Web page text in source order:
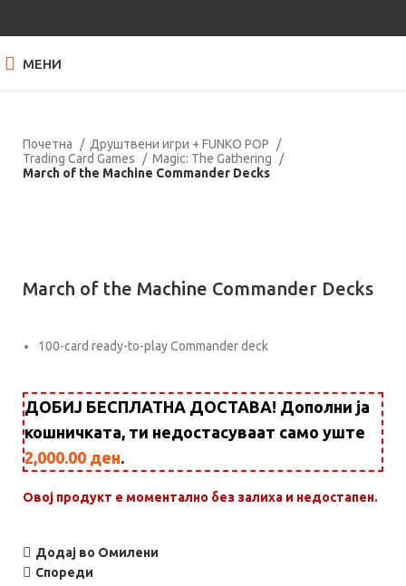
МЕНИ
Почетна
Друштвени игри + FUNKO POP
Trading Card Games
Magic: Тhe Gathering
March of the Machine Commander Decks
March of the Machine Commander Decks
100-card ready-to-play Commander deck
ДОБИЈ БЕСПЛАТНА ДОСТАВА! Дополни ја
кошничката, ти недостасуваат само уште
2,000.00 ден.
Овој продукт е моментално без залиха и недостапен.
Додај во Омилени
Спореди